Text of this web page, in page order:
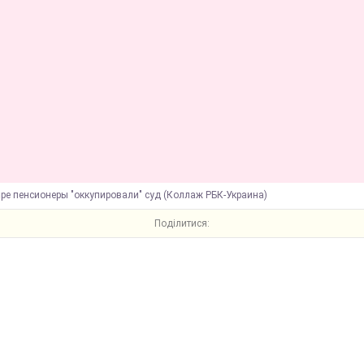
пенсионеры "оккупировали" суд (Коллаж РБК-Украина)
Поділитися: